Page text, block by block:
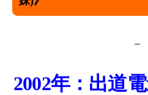
–
2002年：出道